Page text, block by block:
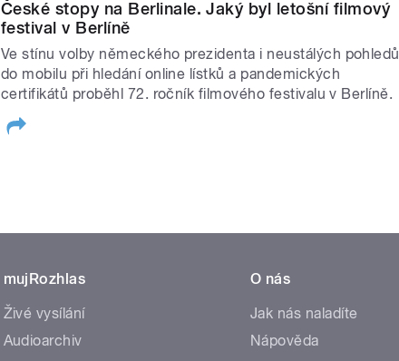
České stopy na Berlinale. Jaký byl letošní filmový
festival v Berlíně
Ve stínu volby německého prezidenta i neustálých pohledů
do mobilu při hledání online lístků a pandemických
certifikátů proběhl 72. ročník filmového festivalu v Berlíně.
mujRozhlas
Živé vysílání
Audioarchiv
O nás
Jak nás naladíte
Nápověda